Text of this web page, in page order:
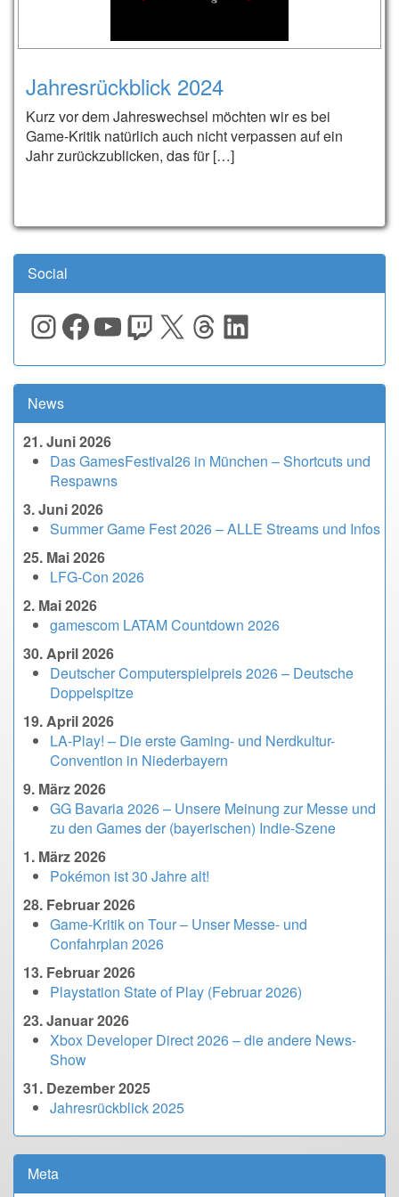
Jahresrückblick 2024
Kurz vor dem Jahreswechsel möchten wir es bei
Game-Kritik natürlich auch nicht verpassen auf ein
Jahr zurückzublicken, das für […]
Social
Instagram
Facebook
YouTube
Twitch
X Threads
LinkedIn
News
21. Juni 2026
Das GamesFestival26 in München – Shortcuts und
Respawns
3. Juni 2026
Summer Game Fest 2026 – ALLE Streams und Infos
25. Mai 2026
LFG-Con 2026
2. Mai 2026
gamescom LATAM Countdown 2026
30. April 2026
Deutscher Computerspielpreis 2026 – Deutsche
Doppelspitze
19. April 2026
LA-Play! – Die erste Gaming- und Nerdkultur-
Convention in Niederbayern
9. März 2026
GG Bavaria 2026 – Unsere Meinung zur Messe und
zu den Games der (bayerischen) Indie-Szene
1. März 2026
Pokémon ist 30 Jahre alt!
28. Februar 2026
Game-Kritik on Tour – Unser Messe- und
Confahrplan 2026
13. Februar 2026
Playstation State of Play (Februar 2026)
23. Januar 2026
Xbox Developer Direct 2026 – die andere News-
Show
31. Dezember 2025
Jahresrückblick 2025
Meta